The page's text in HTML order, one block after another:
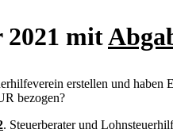
2021 mit
erstellen und
bezogen?
. Steuerberater und